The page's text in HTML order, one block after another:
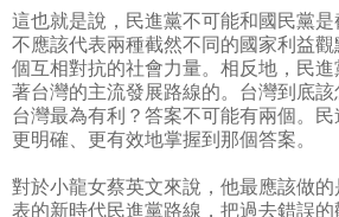
這也就是說，民進黨不可能和國民黨
不應該代表兩種截然不同的國家利益
個互相對抗的社會力量。相反地，民
著台灣的主流發展路線的。台灣到底
台灣最為有利？答案不可能有兩個。
更明確、更有效地掌握到那個答案。
對於小龍女蔡英文來說，他最應該做
表的新時代民進黨路線，把過去錯誤